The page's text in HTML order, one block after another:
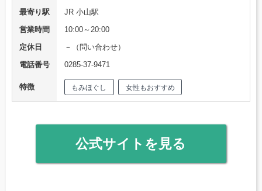
最寄り駅
JR 小山駅
営業時間
10:00～20:00
定休日
－（問い合わせ）
電話番号
0285-37-9471
特徴 もみほぐし 女性もおすすめ
公式サイトを見る